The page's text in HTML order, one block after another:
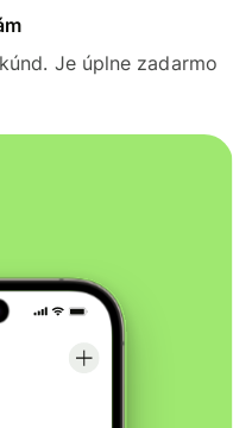
Je úplne zadarmo